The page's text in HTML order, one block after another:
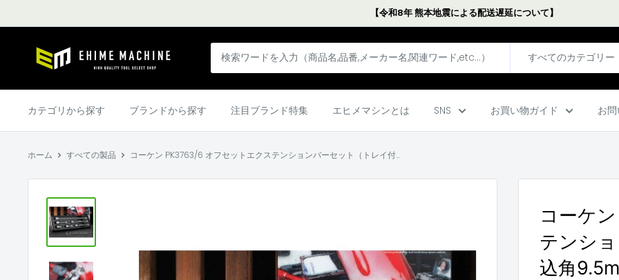
ン
キ
【令和8年 熊本地震による配送遅延について】
エ
ヒ
本
すべてのカテゴリー
カテゴリから探す ブランドから探す 注目ブランド特集 エヒメマシンとは SNS お買い物ガイド お
ホーム すべての製品 コーケン PK3763/6 オフセットエクステンションバーセット（トレイ付...
コーケ
テンシ
込角